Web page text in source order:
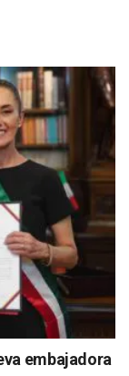
embajadora